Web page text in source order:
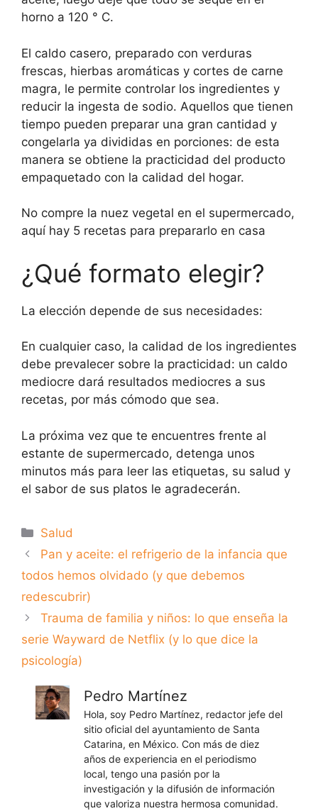
horno a 120 ° C.
El caldo casero, preparado con verduras
frescas, hierbas aromáticas y cortes de carne
magra, le permite controlar los ingredientes y
reducir la ingesta de sodio. Aquellos que tienen
tiempo pueden preparar una gran cantidad y
congelarla ya divididas en porciones: de esta
manera se obtiene la practicidad del producto
empaquetado con la calidad del hogar.
No compre la nuez vegetal en el supermercado,
aquí hay 5 recetas para prepararlo en casa
¿Qué formato elegir?
La elección depende de sus necesidades:
En cualquier caso, la calidad de los ingredientes
debe prevalecer sobre la practicidad: un caldo
mediocre dará resultados mediocres a sus
recetas, por más cómodo que sea.
La próxima vez que te encuentres frente al
estante de supermercado, detenga unos
minutos más para leer las etiquetas, su salud y
el sabor de sus platos le agradecerán.
Categorías
Salud
Pan y aceite: el refrigerio de la infancia que
todos hemos olvidado (y que debemos
redescubrir)
Trauma de familia y niños: lo que enseña la
serie Wayward de Netflix (y lo que dice la
psicología)
Pedro Martínez
Hola, soy Pedro Martínez, redactor jefe del
sitio oficial del ayuntamiento de Santa
Catarina, en México. Con más de diez
años de experiencia en el periodismo
local, tengo una pasión por la
investigación y la difusión de información
que valoriza nuestra hermosa comunidad.